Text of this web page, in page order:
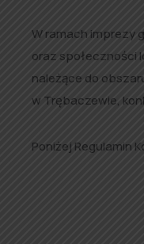
W ramach imprezy
oraz społeczności
należące do
w Trębaczewie,
Poniżej Regulamin